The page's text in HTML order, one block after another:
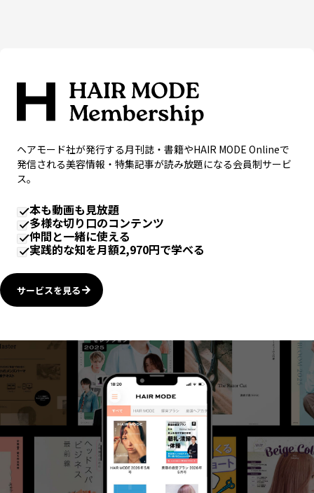
ヘアモード社が発行する月刊誌・書籍やHAIR MODE Onlineで
発信される美容情報・特集記事が読み放題になる会員制サービ
ス。
本も動画も見放題
多様な切り口のコンテンツ
仲間と一緒に使える
実践的な知を月額2,970円で学べる
サービスを見る